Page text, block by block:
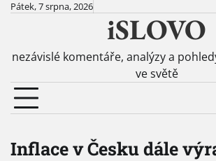
SkipPátek, 7 srpna, 2026
iSLOVO
nezávislé komentáře, analýzy a
ve světě
Inflace v Česku dále